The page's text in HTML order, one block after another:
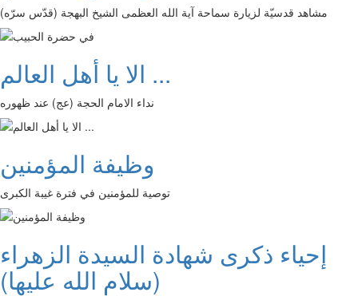
مشاهد قدسيّة لزيارة سماحة آية الله العظمى الشيخ البهجة (قدّس سرّه)
الا يا أهل العالم ...
نداء الامام الحجة (عج) عند ظهوره
وظيفة المؤمنين
توصية للمؤمنين في فترة غيبة الكبرى
إحياء ذكرى شهادة السيدة الزهراء
(سلام الله عليها)